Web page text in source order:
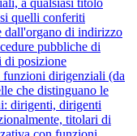
a qualsiasi titolo
quelli conferiti
dall'organo di indirizzo
pubbliche di
di posizione
funzioni dirigenziali (da
che distinguano le
dirigenti, dirigenti
titolari di